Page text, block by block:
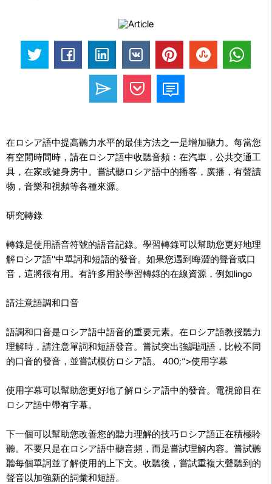
在ロシア語中提高聽力水平的最佳方法之一是增加聽力。每當您
有空閒時間時，請在ロシア語中收聽音頻：在汽車，公共交通工
具，在家或健身房中。嘗試聽ロシア語中的播客，廣播，有聲讀
物，音樂和視頻等各種來源。
研究轉錄
轉錄是使用語音符號的語音記錄。學習轉錄可以幫助您更好地理
解ロシア語''中單詞和短語的發音。如果您遇到晦澀的聲音或口
音，這將很有用。有許多用於學習轉錄的在線資源，例如lingo
請注意語調和口音
語調和口音是ロシア語中語音的重要元素。在ロシア語教授聽力
理解時，請注意單詞和短語發音。嘗試突出強調詞語，比較不同
的口音的發音，並嘗試模仿ロシア語。 400;“>使用字幕
使用字幕可以幫助您更好地了解ロシア語中的發音。電視節目在
ロシア語中帶有字幕。
下一個可以幫助您改善您的聽力理解的技巧ロシア語正在積極聆
聽。不要只是在ロシア語中聽音頻，而是嘗試理解內容。嘗試聽
聽每個單詞並了解使用的上下文。收聽後，嘗試重複大聲聽到的
聲音以加強新的詞彙和短語。